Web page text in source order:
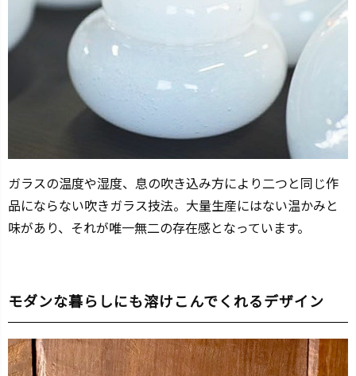
ガラスの温度や湿度、息の吹き込み方により二つと同じ作
品にならない吹きガラス技法。大量生産にはない温かみと
味があり、それが唯一無二の存在感となっています。
モダンな暮らしにも溶けこんでくれるデザイン